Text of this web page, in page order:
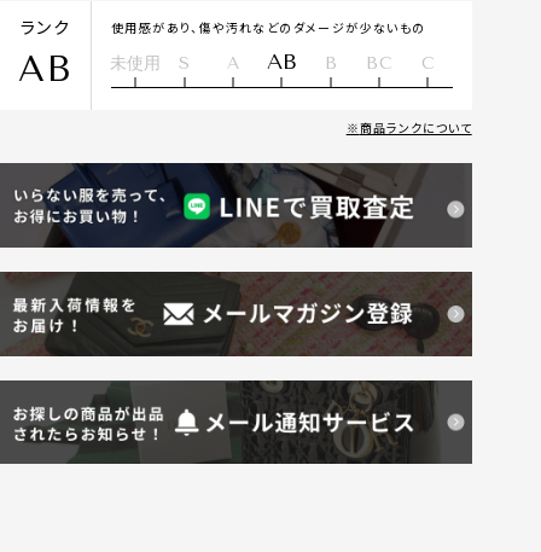
ランク
AB
使用感があり、傷や汚れなどのダメージが少ないもの
未使用 S A AB B BC C
商品ランクについて